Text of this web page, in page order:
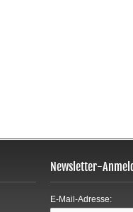
Newsletter-
E-Mail-Adresse: